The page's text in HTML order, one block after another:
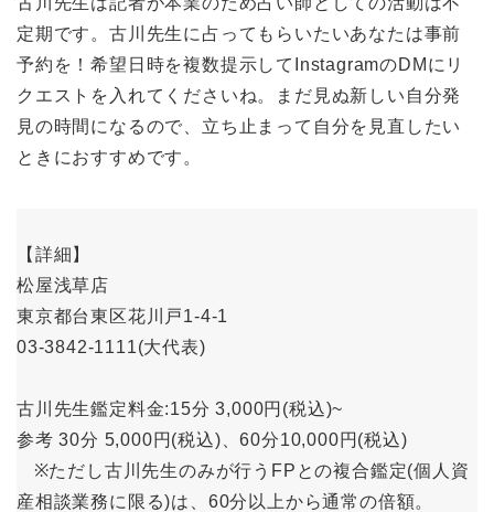
定期です。古川先生に占ってもらいたいあなたは事前
予約を！希望日時を複数提示してInstagramのDMにリ
クエストを入れてくださいね。まだ見ぬ新しい自分発
見の時間になるので、立ち止まって自分を見直したい
ときにおすすめです。
【詳細】
松屋浅草店
東京都台東区花川戸1-4-1
03-3842-1111(大代表)
古川先生鑑定料金:15分 3,000円(税込)~
参考 30分 5,000円(税込)、60分10,000円(税込)
※ただし古川先生のみが行うFPとの複合鑑定(個人資
産相談業務に限る)は、60分以上から通常の倍額。